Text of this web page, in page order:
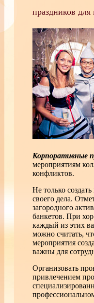
праздников
Корпоративные
мероприятиям
конфликтов.
Не только
своего дела.
загородного
банкетов. При
каждый из этих
можно считать,
мероприятия
важны для
Организовать
привлечением